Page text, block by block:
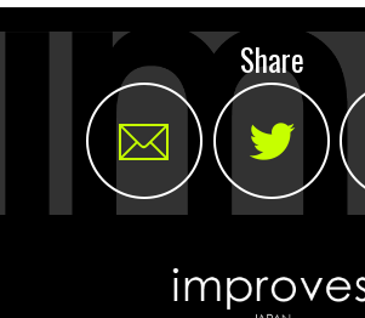
Share